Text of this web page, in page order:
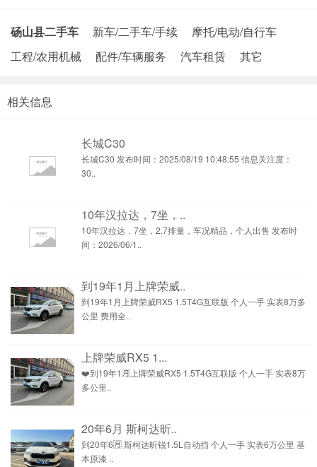
砀山县二手车 新车/二手车/手续
摩托/电动/自行车
工程/农用机械
配件/车辆服务 汽车租赁 其它
相关信息
长城C30
长城C30 发布时间：2025/08/19 10:48:55 信息关注度：
30..
10年汉拉达，7坐，..
10年汉拉达，7坐，2.7排量，车况精品，个人出售 发布时
间：2026/06/1..
到19年1月上牌荣威..
到19年1月上牌荣威RX5 1.5T4G互联版 个人一手 实表8万多
公里 费用全..
上牌荣威RX5 1...
❤️到19年1🈷️上牌荣威RX5 1.5T4G互联版 个人一手 实表8万
多公里..
20年6月 斯柯达昕..
到20年6🈷️ 斯柯达昕锐1.5L自动挡 个人一手 实表6万公里 基
本原漆 ..